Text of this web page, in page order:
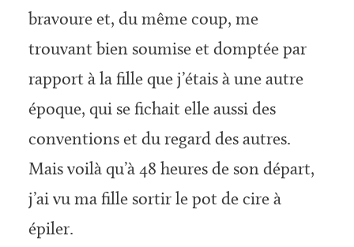
bravoure et, du même coup, me
trouvant bien soumise et domptée par
rapport à la fille que j’étais à une autre
époque, qui se fichait elle aussi des
conventions et du regard des autres.
Mais voilà qu’à 48 heures de son départ,
j’ai vu ma fille sortir le pot de cire à
épiler.